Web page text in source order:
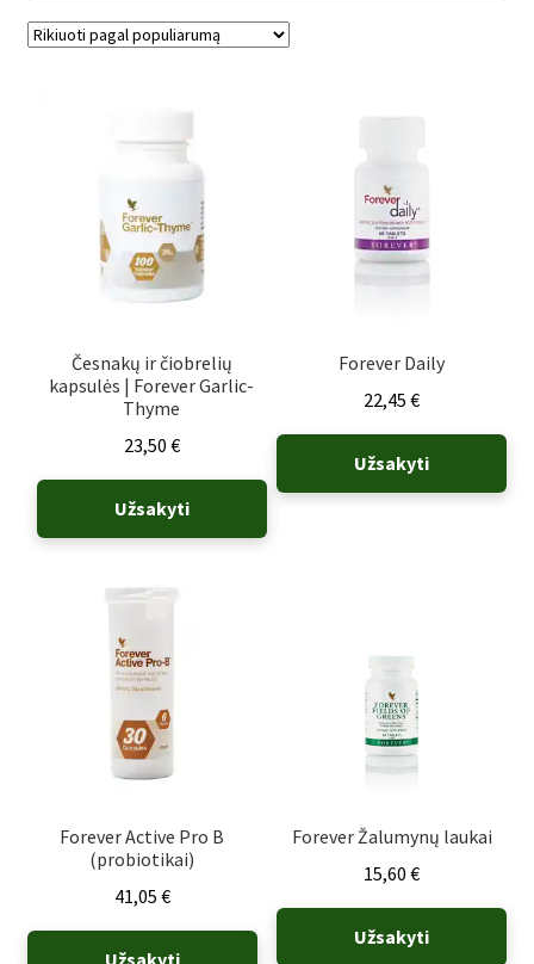
Česnakų ir čiobrelių
kapsulės | Forever Garlic-
Thyme
23,50 €
Užsakyti
Forever Daily
22,45€
Užsakyti
Forever Active Pro B
(probiotikai)
41,05 €
Užsakyti
Forever Žalumynų laukai
15,60€
Užsakyti